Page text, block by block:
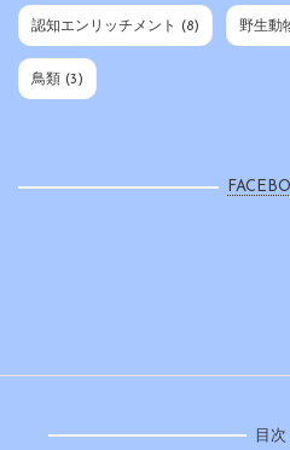
認知エンリッチメント (8) 野生動
鳥類 (3)
目次